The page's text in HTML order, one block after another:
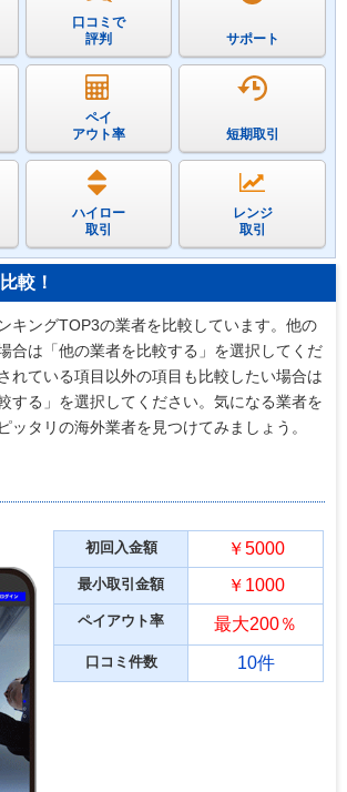
口コミで
評判
サポート
ペイ
アウト率
短期取引
ハイロー
取引
レンジ
取引
較！
キングTOP3の業者を比較しています。他の
合は「他の業者を比較する」を選択してくだ
れている項目以外の項目も比較したい場合は
する」を選択してください。気になる業者を
ッタリの海外業者を見つけてみましょう。
初回入金額 ￥5000
最小取引金額 ￥1000
ペイアウト率 最大200％
口コミ件数 10件